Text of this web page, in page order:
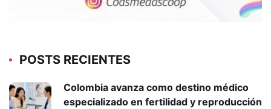
POSTS RECIENTES
Colombia avanza como destino médico
especializado en fertilidad y reproducción